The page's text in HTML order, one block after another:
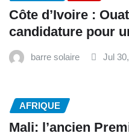
Côte d’Ivoire :
candidature pour
barre solaire Jul
AFRIQUE
Mali: l’ancien